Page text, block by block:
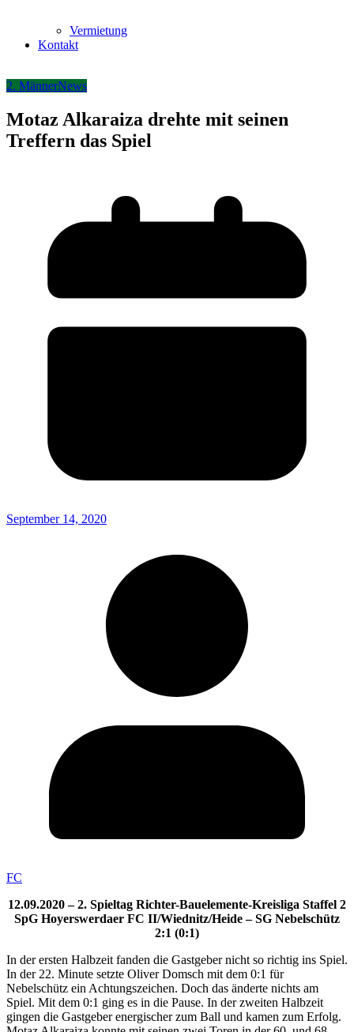
Vermietung
Kontakt
2. MännerNews
Motaz Alkaraiza drehte mit seinen
Treffern das Spiel
September 14, 2020
FC
12.09.2020 – 2. Spieltag Richter-Bauelemente-Kreisliga Staffel 2
SpG Hoyerswerdaer FC II/Wiednitz/Heide – SG Nebelschütz
2:1 (0:1)
In der ersten Halbzeit fanden die Gastgeber nicht so richtig ins Spiel.
In der 22. Minute setzte Oliver Domsch mit dem 0:1 für
Nebelschütz ein Achtungszeichen. Doch das änderte nichts am
Spiel. Mit dem 0:1 ging es in die Pause. In der zweiten Halbzeit
gingen die Gastgeber energischer zum Ball und kamen zum Erfolg.